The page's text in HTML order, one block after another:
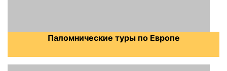
Паломнические туры по Европе